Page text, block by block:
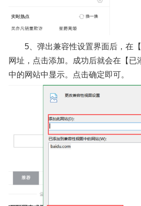
5、弹出兼容性设置界面后，在【
网址，点击添加。成功后就会在【已
中的网站中显示。点击确定即可。